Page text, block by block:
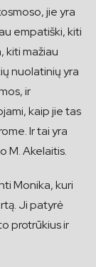
jie yra
empatiški, kiti
kiti mažiau
nuolatinių yra
ir
kaip jie tas
Ir tai yra
M. Akelaitis.
Monika, kuri
Ji patyrė
protrūkius ir